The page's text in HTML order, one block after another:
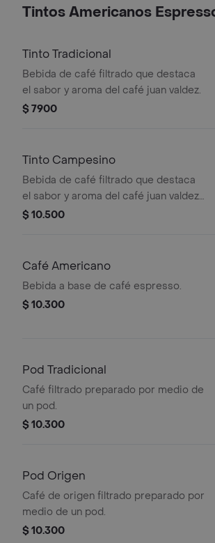
Tintos Americanos
Tinto Tradicional
Bebida de café filtrado que destaca
el sabor y aroma del café juan valdez.
$ 7900
Tinto Campesino
Bebida de café filtrado que destaca
el sabor y aroma del café juan valdez,
endulzada con panela, clavos y canela.
$ 10.500
Café Americano
Bebida a base de café espresso.
$ 10.300
Pod Tradicional
Café filtrado preparado por medio de
un pod.
$ 10.300
Pod Origen
Café de origen filtrado preparado por
medio de un pod.
$ 10.300